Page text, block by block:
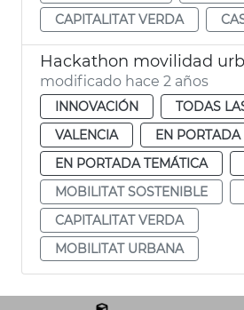
CAPITALITAT VERDA
Hackathon movilidad
modificado hace 2 años
INNOVACIÓN
TODAS
VALENCIA
EN PORTADA
EN PORTADA TEMÁTICA
MOBILITAT SOSTENIBLE
CAPITALITAT VERDA
MOBILITAT URBANA